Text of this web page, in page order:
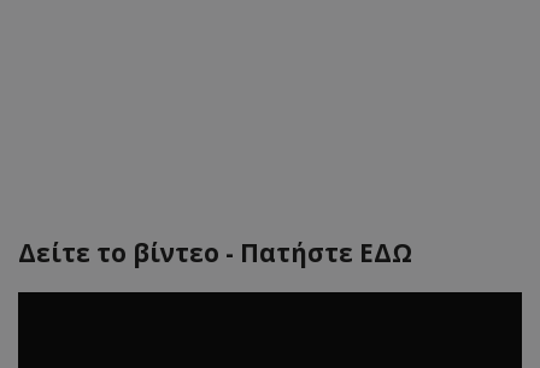
Δείτε το βίντεο - Πατήστε ΕΔΩ